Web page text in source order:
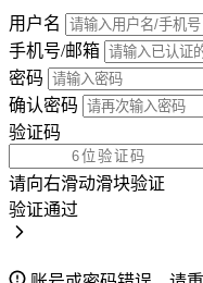
用户名
手机号/邮箱
密码
确认密码
验证码
请向右滑动滑块验证
验证通过